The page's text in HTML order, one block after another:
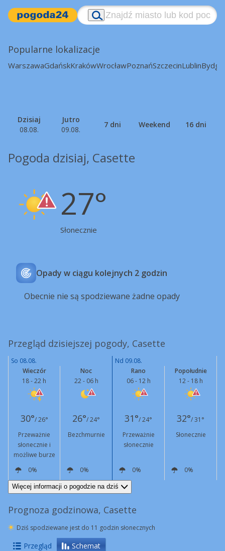
Popularne lokalizacje
WarszawaGdańskKrakówWrocławPoznańSzczecinLublin
Dzisiaj
08.08.
Jutro
09.08.
7 dni Weekend 16 dni
Pogoda dzisiaj, Casette
27°
Słonecznie
Opady w ciągu kolejnych 2 godzin
Obecnie nie są spodziewane żadne opady
Przegląd dzisiejszej pogody, Casette
So 08.08.
Nd 09.08.
Wieczór
18 - 22 h
Noc
22 - 06 h
Rano
06 - 12 h
Popołudnie
12 - 18 h
30°/ 26° 26°/ 24° 31°/ 24° 32°/ 31°
Przeważnie
słonecznie i
możliwe burze
Bezchmurnie
Przeważnie
słonecznie
Słonecznie
0% 0% 0%
0%
SE
3 km/h NE
5 km/h
Więcej informacji o pogodzie na dziś
Prognoza godzinowa, Casette
Dziś spodziewane jest do 11 godzin słonecznych
Przegląd Schemat